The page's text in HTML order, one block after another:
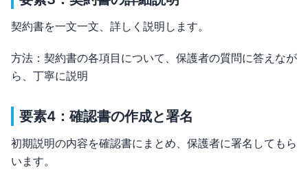
契約書を一文一文、詳しく説明します。
方法：契約書の各項目について、保護者の質問に答えなが
ら、丁寧に説明
要素4：確認書の作成と署名
初期説明の内容を確認書にまとめ、保護者に署名してもら
います。